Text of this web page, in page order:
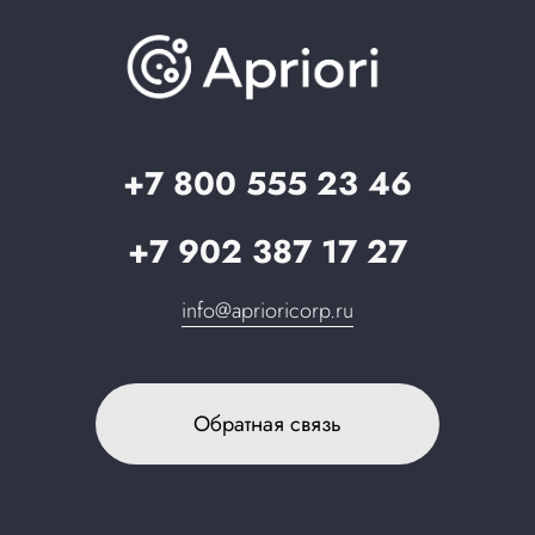
+7 800 555 23 46
+7 902 387 17 27
info@aprioricorp.ru
Обратная связь
О компании
Вопрос-ответ
Запрос в поддержку